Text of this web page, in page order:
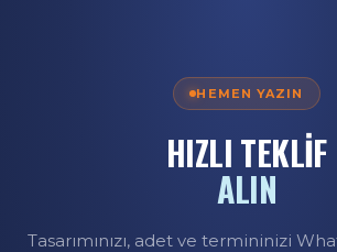
HEMEN YAZIN
HIZLI TEKLİF
ALIN
Tasarımınızı, adet ve termininizi